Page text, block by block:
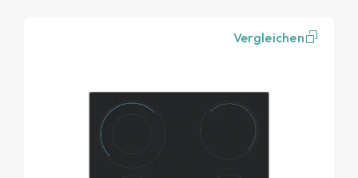
Vergleichen